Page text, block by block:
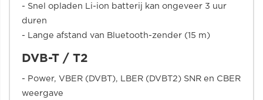
- Snel opladen Li-ion batterij kan ongeveer 3 uur
duren
- Lange afstand van Bluetooth-zender (15 m)
DVB-T / T2
- Power, VBER (DVBT), LBER (DVBT2) SNR en CBER
weergave